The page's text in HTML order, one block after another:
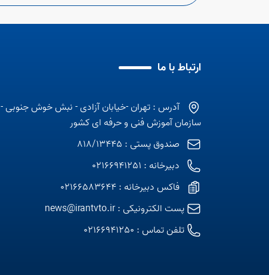
ارتباط با ما
آدرس : تهران -خیابان آزادی - نبش خوش جنوبی -
سازمان آموزش فنی و حرفه ای کشور
صندوق پستی : 818/13445
دبیرخانه : 02166941251
فاکس دبیرخانه : 02166583644
پست الکترونیکی :news@irantvto.ir
تلفن تماس : 02166941250